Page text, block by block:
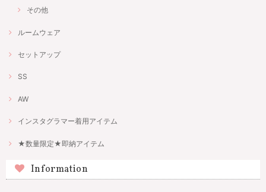
その他
ルームウェア
セットアップ
SS
AW
インスタグラマー着用アイテム
★数量限定★即納アイテム
Information